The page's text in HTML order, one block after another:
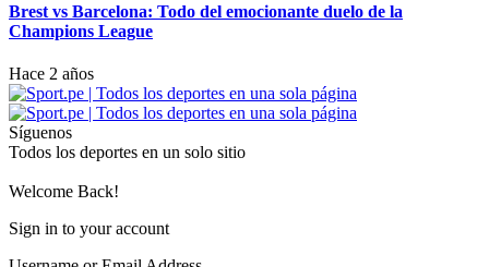
Brest vs Barcelona: Todo del emocionante duelo de la
Champions League
Hace 2 años
Síguenos
Todos los deportes en un solo sitio
Welcome Back!
Sign in to your account